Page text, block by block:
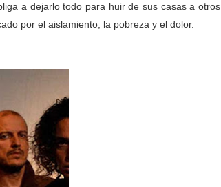
a dejarlo todo para huir de sus casas a otros
por el aislamiento, la pobreza y el dolor.